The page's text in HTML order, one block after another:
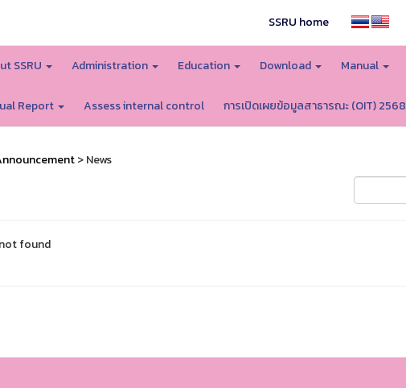
SSRU home
SSRU Administration Education Download Manual
Report Assess internal control การเปิดเผยข้อมูลสาธารณะ (OIT) 2568
> News
found